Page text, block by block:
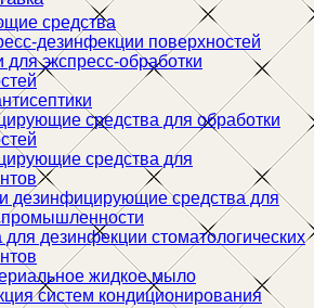
средства
дезинфекции поверхностей
экспресс-обработки
средства для обработки
средства для
дезинфицирующие средства для
дезинфекции стоматологических
жидкое мыло
систем кондиционирования